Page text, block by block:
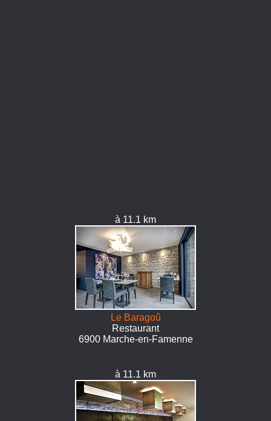
à 11.1 km
Le Baragoû
Restaurant
6900 Marche-en-Famenne
à 11.1 km